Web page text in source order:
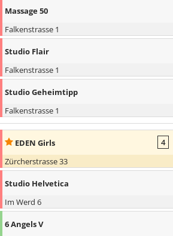
Massage 50
Falkenstrasse 1
Studio Flair
Falkenstrasse 1
Studio Geheimtipp
Falkenstrasse 1
EDEN Girls 4
Zürcherstrasse 33
Studio Helvetica
Im Werd 6
6 Angels V